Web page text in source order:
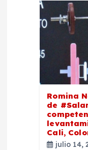
Romina
de
Cali,
julio 14,